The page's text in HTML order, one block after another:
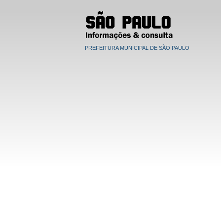
PREFEITURA MUNICIPAL DE SÃO PAULO